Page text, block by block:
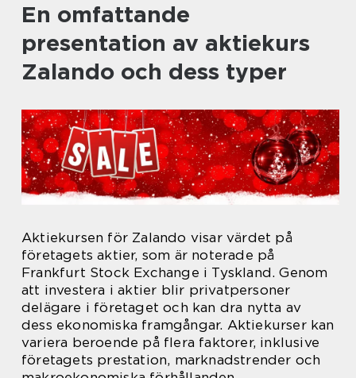
En omfattande
presentation av aktiekurs
Zalando och dess typer
Aktiekursen för Zalando visar värdet på
företagets aktier, som är noterade på
Frankfurt Stock Exchange i Tyskland. Genom
att investera i aktier blir privatpersoner
delägare i företaget och kan dra nytta av
dess ekonomiska framgångar. Aktiekurser kan
variera beroende på flera faktorer, inklusive
företagets prestation, marknadstrender och